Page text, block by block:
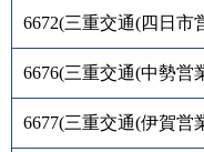
6672(三重交通(四日市
6676(三重交通(中勢営
6677(三重交通(伊賀営